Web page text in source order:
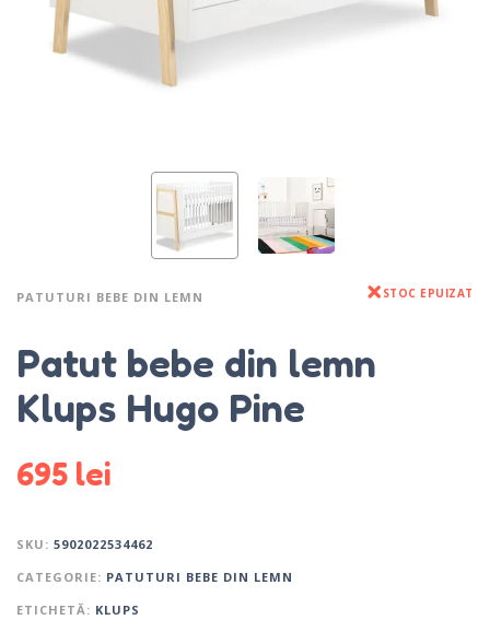
PATUTURI BEBE DIN LEMN STOC EPUIZAT
Patut bebe din lemn
Klups Hugo Pine
695 lei
SKU: 5902022534462
CATEGORIE: PATUTURI BEBE DIN LEMN
ETICHETĂ: KLUPS